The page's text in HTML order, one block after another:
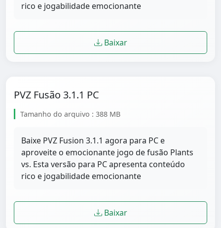
rico e jogabilidade emocionante
Baixar
PVZ Fusão 3.1.1 PC
Tamanho do arquivo : 388 MB
Baixe PVZ Fusion 3.1.1 agora para PC e
aproveite o emocionante jogo de fusão Plants
vs. Esta versão para PC apresenta conteúdo
rico e jogabilidade emocionante
Baixar